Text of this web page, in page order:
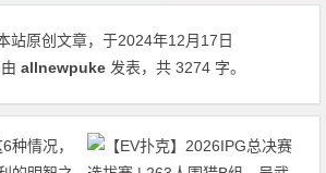
站原创文章，于2024年12月17日
由allnewpuke 发表，共 3274 字。